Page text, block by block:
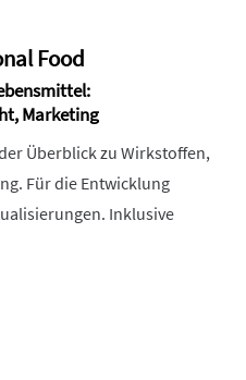
Food
Marketing
Überblick zu Wirkstoffen,
Für die Entwicklung
Inklusive